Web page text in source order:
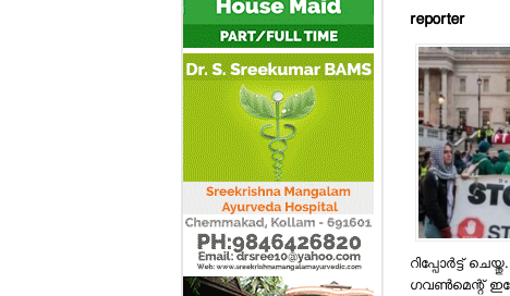
reporter
റിപ്പോര്‍ട്ട്
ഗവണ്‍മെന്റ്